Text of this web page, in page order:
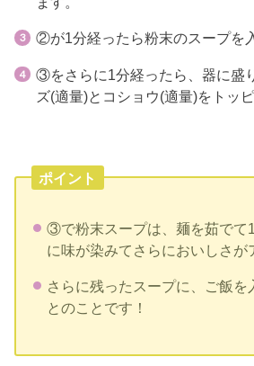
②が1分経ったら粉末のスープを
③をさらに1分経ったら、器に盛
ズ(適量)とコショウ(適量)をトッ
ポイント
③で粉末スープは、麺を茹でて
に味が染みてさらにおいしさが
さらに残ったスープに、ご飯を
とのことです！